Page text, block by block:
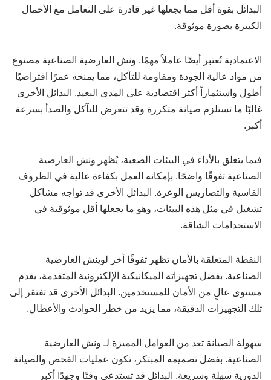
البدائل بقوة أقل مما يجعلها غير قادرة على التعامل مع الأحمال
الكبيرة بصورة موثوقة.
الاعتمادية تُعتبر أيضًا عاملاً مهمًا. ونش العارضية الصناعية مصنوع
من مواد عالية الجودة ومقاومة للتآكل، مما يمنحه عمرًا افتراضيًا
أطول واستثماراً أكثر اقتصادية على المدى البعيد. البدائل الأخرى
غالبًا ما تستلزم صيانة متكررة وقد تتعرض للتآكل والصدأ بسرعة
أكبر.
فيما يتعلق بالأداء في البيئات الصعبة، يُظهر ونش العارضية
الصناعية تفوقًا واضحًا. بإمكانه العمل بكفاءة عالية في الظروف
القاسية والتضاريس الوعرة. البدائل الأخرى قد تواجه مشاكل
تشغيل في مثل هذه البيئات، وهو ما يجعلها أقل موثوقية في
الاستخدامات الشاقة.
النقطة المتعلقة بالأمان تظهر تفوقًا آخر لوينش العارضية
الصناعية. بفضل تجهيزاته الميكانيكية الإلكترونية المتقدمة، يقدم
مستوى عالٍ من الأمان للمستخدمين. البدائل الأخرى قد تفتقر إلى
تلك التجهيزات الدقيقة، مما يزيد من خطر الحوادث والأعطال.
سهولة الصيانة تعد من العوامل المميزة لـ ونش العارضية
الصناعية. بفضل تصميمه المبتكر، تكون عمليات الفحص والصيانة
الدورية سهلة وسريعة. البدائل قد تستدعي وقتًا وجهدًا أكبر